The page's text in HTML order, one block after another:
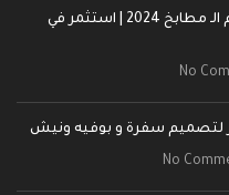
أفكار مبتكرة لتصميم الـ مطابخ 2024 | استثمر في
No
No